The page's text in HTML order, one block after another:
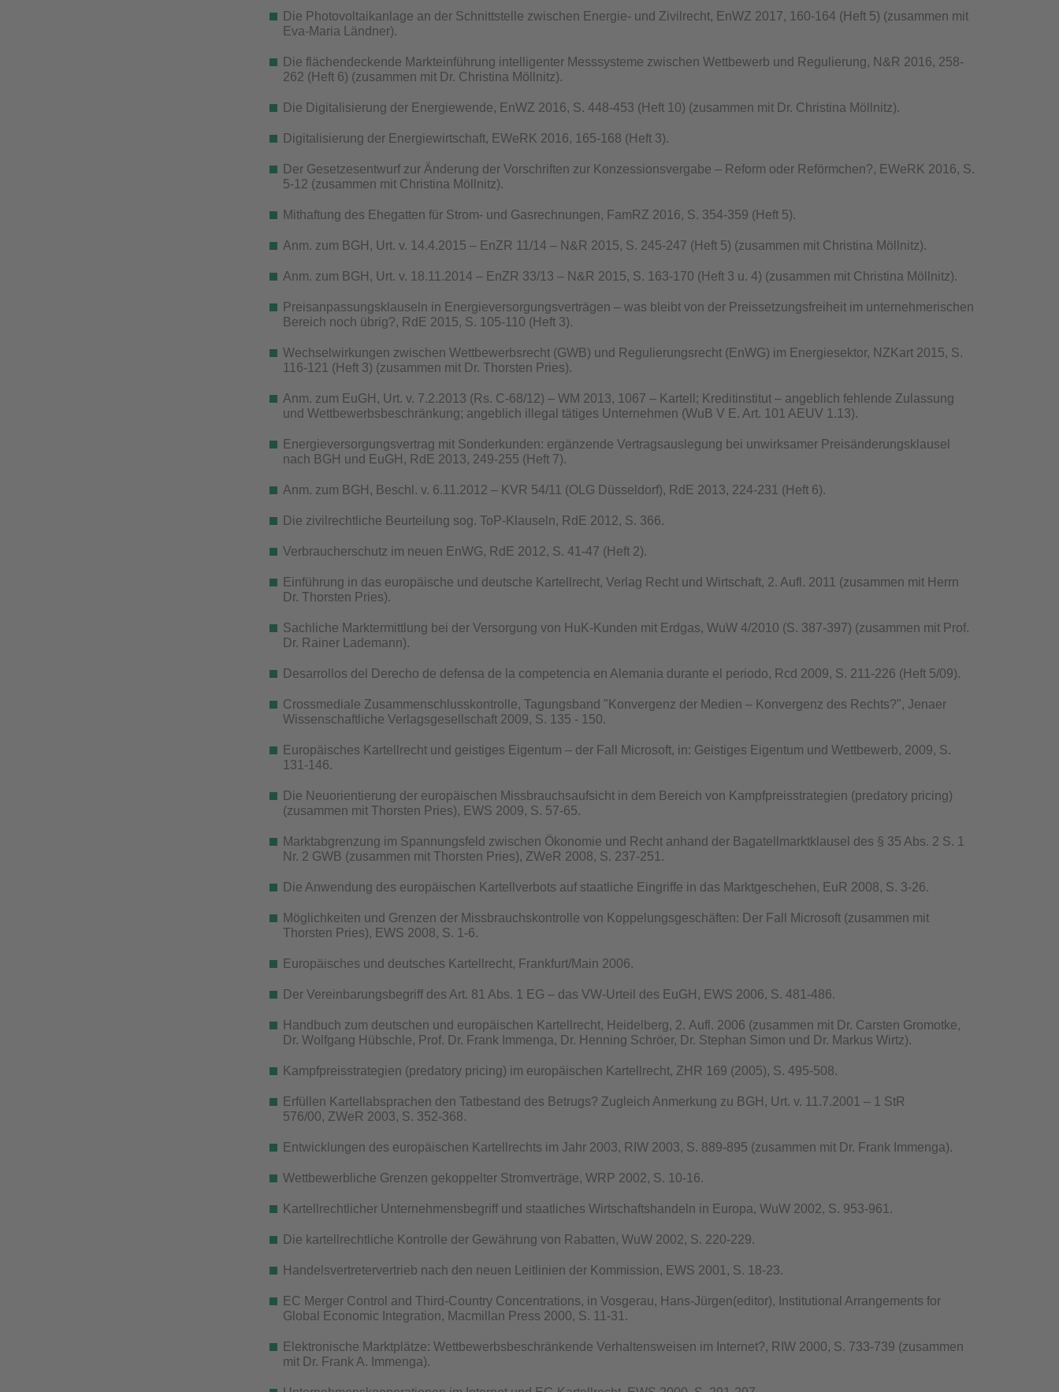
Die Photovoltaikanlage an der Schnittstelle zwischen Energie- und Zivilrecht, EnWZ 2017, 160-164 (Heft 5) (zusammen mit
Eva-Maria Ländner).
Die flächendeckende Markteinführung intelligenter Messsysteme zwischen Wettbewerb und Regulierung, N&R 2016, 258-
262 (Heft 6) (zusammen mit Dr. Christina Möllnitz).
Die Digitalisierung der Energiewende, EnWZ 2016, S. 448-453 (Heft 10) (zusammen mit Dr. Christina Möllnitz).
Digitalisierung der Energiewirtschaft, EWeRK 2016, 165-168 (Heft 3).
Der Gesetzesentwurf zur Änderung der Vorschriften zur Konzessionsvergabe – Reform oder Reförmchen?, EWeRK 2016, S.
5-12 (zusammen mit Christina Möllnitz).
Mithaftung des Ehegatten für Strom- und Gasrechnungen, FamRZ 2016, S. 354-359 (Heft 5).
Anm. zum BGH, Urt. v. 14.4.2015 – EnZR 11/14 – N&R 2015, S. 245-247 (Heft 5) (zusammen mit Christina Möllnitz).
Anm. zum BGH, Urt. v. 18.11.2014 – EnZR 33/13 – N&R 2015, S. 163-170 (Heft 3 u. 4) (zusammen mit Christina Möllnitz).
Preisanpassungsklauseln in Energieversorgungsverträgen – was bleibt von der Preissetzungsfreiheit im unternehmerischen
Bereich noch übrig?, RdE 2015, S. 105-110 (Heft 3).
Wechselwirkungen zwischen Wettbewerbsrecht (GWB) und Regulierungsrecht (EnWG) im Energiesektor, NZKart 2015, S.
116-121 (Heft 3) (zusammen mit Dr. Thorsten Pries).
Anm. zum EuGH, Urt. v. 7.2.2013 (Rs. C-68/12) – WM 2013, 1067 – Kartell; Kreditinstitut – angeblich fehlende Zulassung
und Wettbewerbsbeschränkung; angeblich illegal tätiges Unternehmen (WuB V E. Art. 101 AEUV 1.13).
Energieversorgungsvertrag mit Sonderkunden: ergänzende Vertragsauslegung bei unwirksamer Preisänderungsklausel
nach BGH und EuGH, RdE 2013, 249-255 (Heft 7).
Anm. zum BGH, Beschl. v. 6.11.2012 – KVR 54/11 (OLG Düsseldorf), RdE 2013, 224-231 (Heft 6).
Die zivilrechtliche Beurteilung sog. ToP-Klauseln, RdE 2012, S. 366.
Verbraucherschutz im neuen EnWG, RdE 2012, S. 41-47 (Heft 2).
Einführung in das europäische und deutsche Kartellrecht, Verlag Recht und Wirtschaft, 2. Aufl. 2011 (zusammen mit Herrn
Dr. Thorsten Pries).
Sachliche Marktermittlung bei der Versorgung von HuK-Kunden mit Erdgas, WuW 4/2010 (S. 387-397) (zusammen mit Prof.
Dr. Rainer Lademann).
Desarrollos del Derecho de defensa de la competencia en Alemania durante el periodo, Rcd 2009, S. 211-226 (Heft 5/09).
Crossmediale Zusammenschlusskontrolle, Tagungsband "Konvergenz der Medien – Konvergenz des Rechts?", Jenaer
Wissenschaftliche Verlagsgesellschaft 2009, S. 135 - 150.
Europäisches Kartellrecht und geistiges Eigentum – der Fall Microsoft, in: Geistiges Eigentum und Wettbewerb, 2009, S.
131-146.
Die Neuorientierung der europäischen Missbrauchsaufsicht in dem Bereich von Kampfpreisstrategien (predatory pricing)
(zusammen mit Thorsten Pries), EWS 2009, S. 57-65.
Marktabgrenzung im Spannungsfeld zwischen Ökonomie und Recht anhand der Bagatellmarktklausel des § 35 Abs. 2 S. 1
Nr. 2 GWB (zusammen mit Thorsten Pries), ZWeR 2008, S. 237-251.
Die Anwendung des europäischen Kartellverbots auf staatliche Eingriffe in das Marktgeschehen, EuR 2008, S. 3-26.
Möglichkeiten und Grenzen der Missbrauchskontrolle von Koppelungsgeschäften: Der Fall Microsoft (zusammen mit
Thorsten Pries), EWS 2008, S. 1-6.
Europäisches und deutsches Kartellrecht, Frankfurt/Main 2006.
Der Vereinbarungsbegriff des Art. 81 Abs. 1 EG – das VW-Urteil des EuGH, EWS 2006, S. 481-486.
Handbuch zum deutschen und europäischen Kartellrecht, Heidelberg, 2. Aufl. 2006 (zusammen mit Dr. Carsten Gromotke,
Dr. Wolfgang Hübschle, Prof. Dr. Frank Immenga, Dr. Henning Schröer, Dr. Stephan Simon und Dr. Markus Wirtz).
Kampfpreisstrategien (predatory pricing) im europäischen Kartellrecht, ZHR 169 (2005), S. 495-508.
Erfüllen Kartellabsprachen den Tatbestand des Betrugs? Zugleich Anmerkung zu BGH, Urt. v. 11.7.2001 – 1 StR
576/00, ZWeR 2003, S. 352-368.
Entwicklungen des europäischen Kartellrechts im Jahr 2003, RIW 2003, S. 889-895 (zusammen mit Dr. Frank Immenga).
Wettbewerbliche Grenzen gekoppelter Stromverträge, WRP 2002, S. 10-16.
Kartellrechtlicher Unternehmensbegriff und staatliches Wirtschaftshandeln in Europa, WuW 2002, S. 953-961.
Die kartellrechtliche Kontrolle der Gewährung von Rabatten, WuW 2002, S. 220-229.
Handelsvertretervertrieb nach den neuen Leitlinien der Kommission, EWS 2001, S. 18-23.
EC Merger Control and Third-Country Concentrations, in Vosgerau, Hans-Jürgen(editor), Institutional Arrangements for
Global Economic Integration, Macmillan Press 2000, S. 11-31.
Elektronische Marktplätze: Wettbewerbsbeschränkende Verhaltensweisen im Internet?, RIW 2000, S. 733-739 (zusammen
mit Dr. Frank A. Immenga).